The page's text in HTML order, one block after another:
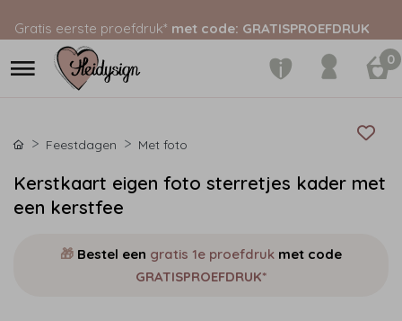
Gratis eerste proefdruk* met code: GRATISPROEFDRUK
0
Feestdagen Met foto
Kerstkaart eigen foto sterretjes kader met
een kerstfee
🎁 Bestel een gratis 1e proefdruk met code
GRATISPROEFDRUK*